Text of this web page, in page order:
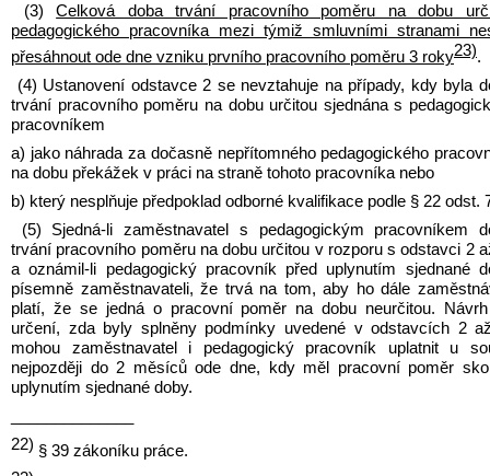
(3) Celková doba trvání pracovního poměru na dobu
pedagogického pracovníka mezi týmiž smluvními stranami
přesáhnout ode dne vzniku prvního pracovního poměru 3 roky23).
(4) Ustanovení odstavce 2 se nevztahuje na případy, kdy byla
trvání pracovního poměru na dobu určitou sjednána s
pracovníkem
a) jako náhrada za dočasně nepřítomného pedagogického
na dobu překážek v práci na straně tohoto pracovníka nebo
b) který nesplňuje předpoklad odborné kvalifikace podle § 22 odst.
(5) Sjedná-li zaměstnavatel s pedagogickým pracovníkem
trvání pracovního poměru na dobu určitou v rozporu s odstavci 2
a oznámil-li pedagogický pracovník před uplynutím sjednané
písemně zaměstnavateli, že trvá na tom, aby ho dále
platí, že se jedná o pracovní poměr na dobu neurčitou.
určení, zda byly splněny podmínky uvedené v odstavcích 2
mohou zaměstnavatel i pedagogický pracovník uplatnit u
nejpozději do 2 měsíců ode dne, kdy měl pracovní poměr
uplynutím sjednané doby.
22) § 39 zákoníku práce.